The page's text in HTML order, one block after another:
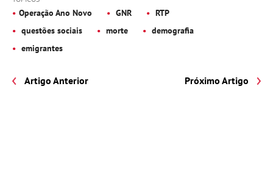
Operação Ano Novo GNR
RTP
questões sociais
morte
demografia
emigrantes
Artigo Anterior Próximo Artigo